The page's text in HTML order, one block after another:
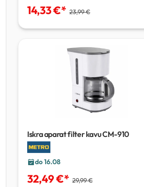
14,33 €* 23,99 €
Iskra aparat filter kavu CM-910
do 16.08
32,49 €* 29,99 €